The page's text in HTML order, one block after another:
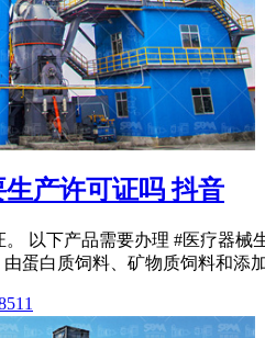
产许可证吗 抖音
以下产品需要办理 #医疗器
由蛋白质饲料、矿物质饲料和添